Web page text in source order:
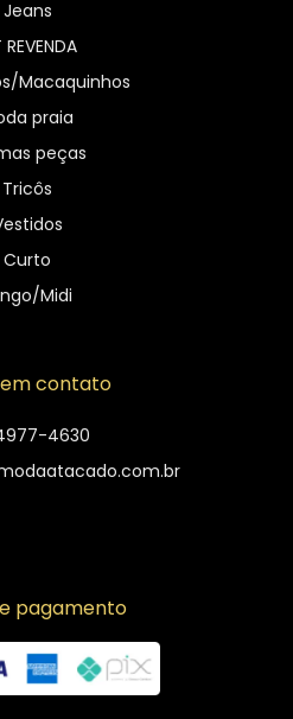
Jeans
REVENDA
Macaquinhos
praia
peças
Tricôs
Curto
Midi
contato
4630
pagamento